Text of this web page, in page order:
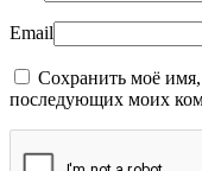
Email
Сохранить моё имя,
последующих моих